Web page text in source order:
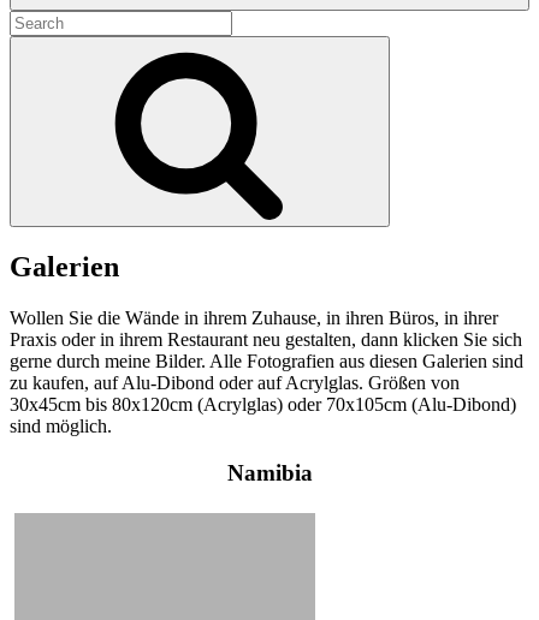
Search
for:
Galerien
Wollen Sie die Wände in ihrem Zuhause, in ihren Büros, in ihrer
Praxis oder in ihrem Restaurant neu gestalten, dann klicken Sie sich
gerne durch meine Bilder. Alle Fotografien aus diesen Galerien sind
zu kaufen, auf Alu-Dibond oder auf Acrylglas. Größen von
30x45cm bis 80x120cm (Acrylglas) oder 70x105cm (Alu-Dibond)
sind möglich.
Namibia